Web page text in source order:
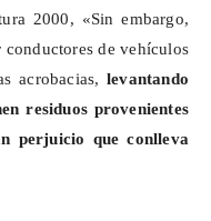
2000, «Sin embargo,
de vehículos
acrobacias, levantando
residuos provenientes
perjuicio que conlleva